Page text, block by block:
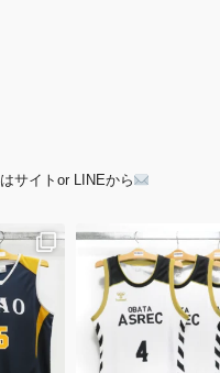
サイトor LINEから